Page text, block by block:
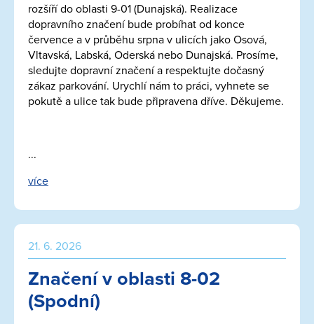
rozšíří do oblasti 9-01 (Dunajská). Realizace
dopravního značení bude probíhat od konce
července a v průběhu srpna v ulicích jako Osová,
Vltavská, Labská, Oderská nebo Dunajská. Prosíme,
sledujte dopravní značení a respektujte dočasný
zákaz parkování. Urychlí nám to práci, vyhnete se
pokutě a ulice tak bude připravena dříve. Děkujeme.
...
více
21. 6. 2026
Značení v oblasti 8-02
(Spodní)